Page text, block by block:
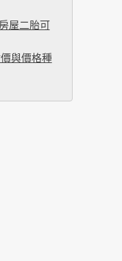
屋二胎可
與價格種